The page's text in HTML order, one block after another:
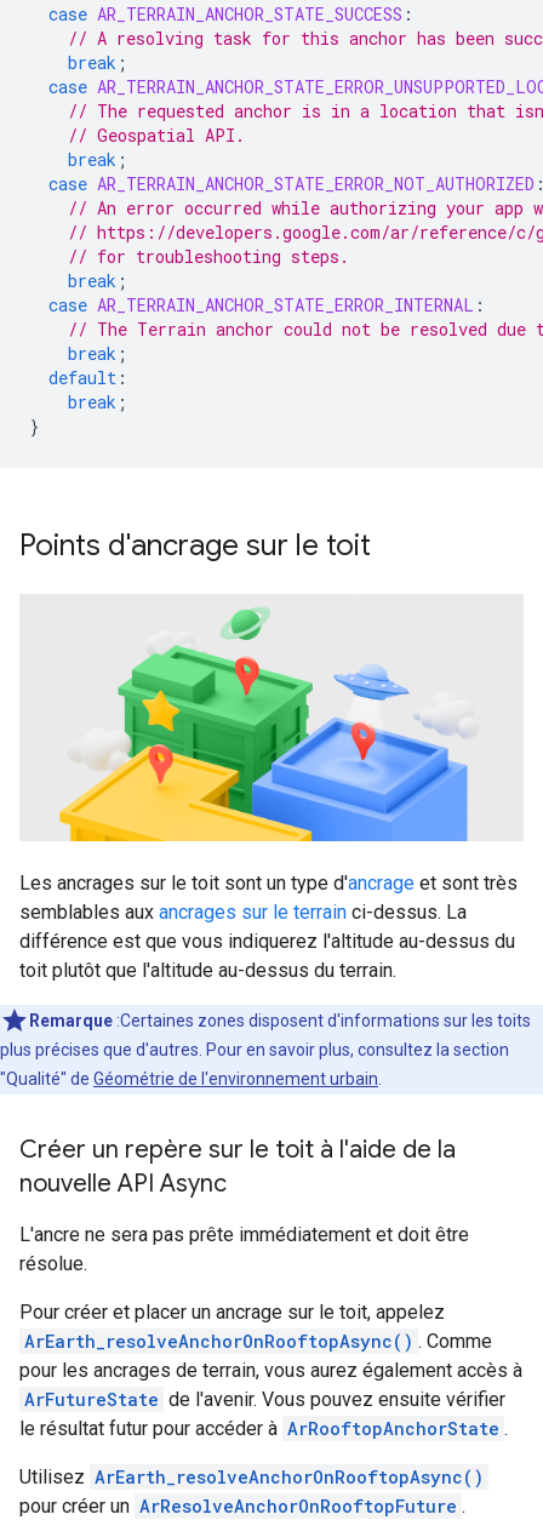
case AR_TERRAIN_ANCHOR_STATE_SUCCESS :
// A resolving task for this anchor has been
break ;
case
// The requested anchor is in a location that
// Geospatial API.
break ;
case AR_TERRAIN_ANCHOR_STATE_ERROR_NOT_AUTHORIZED
// An error occurred while authorizing your app
// https://developers.google.com/ar/reference/c/group/
// for troubleshooting steps.
break ;
case AR_TERRAIN_ANCHOR_STATE_ERROR_INTERNAL :
// The Terrain anchor could not be resolved
break ;
default :
break ;
}
Points d'ancrage sur le toit
Les ancrages sur le toit sont un type d'ancrage et sont très
semblables aux ancrages sur le terrain ci-dessus. La
différence est que vous indiquerez l'altitude au-dessus du
toit plutôt que l'altitude au-dessus du terrain.
Remarque :Certaines zones disposent d'informations sur les toits
plus précises que d'autres. Pour en savoir plus, consultez la section
"Qualité" de Géométrie de l'environnement urbain
Créer un repère sur le toit à l'aide de la
nouvelle API Async
L'ancre ne sera pas prête immédiatement et doit être
résolue.
Pour créer et placer un ancrage sur le toit, appelez
ArEarth_resolveAnchorOnRooftopAsync() . Comme
pour les ancrages de terrain, vous aurez également accès à
ArFutureState de l'avenir. Vous pouvez ensuite vérifier
le résultat futur pour accéder à ArRooftopAnchorState .
Utilisez ArEarth_resolveAnchorOnRooftopAsync()
pour créer un ArResolveAnchorOnRooftopFuture .